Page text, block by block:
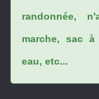
randonnée,
marche, sac à
eau, etc...